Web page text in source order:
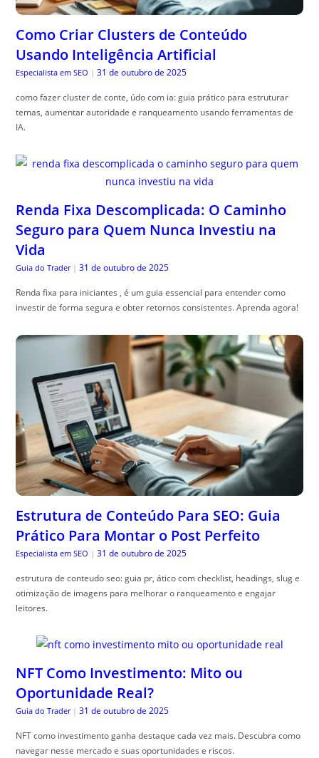
Como Criar Clusters de Conteúdo
Usando Inteligência Artificial
Especialista em SEO | 31 de outubro de 2025
como fazer cluster de conte, údo com ia: guia prático para estruturar
temas, aumentar autoridade e ranqueamento usando ferramentas de
IA.
Renda Fixa Descomplicada: O Caminho
Seguro para Quem Nunca Investiu na
Vida
Guia do Trader | 31 de outubro de 2025
Renda fixa para iniciantes , é um guia essencial para entender como
investir de forma segura e obter retornos consistentes. Aprenda agora!
Estrutura de Conteúdo Para SEO: Guia
Prático Para Montar o Post Perfeito
Especialista em SEO | 31 de outubro de 2025
estrutura de conteudo seo: guia pr, ático com checklist, headings, slug e
otimização de imagens para melhorar o ranqueamento e engajar
leitores.
NFT Como Investimento: Mito ou
Oportunidade Real?
Guia do Trader | 31 de outubro de 2025
NFT como investimento ganha destaque cada vez mais. Descubra como
navegar nesse mercado e suas oportunidades e riscos.